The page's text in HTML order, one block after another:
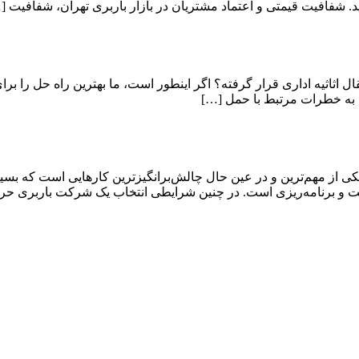
شفافیت قیمتی و اعتماد مشتریان در بازار باربری تهران،
اثاثیه اداری قرار گرفته؟ اگر اینطور است، ما بهترین راه حل را
به خطرات مرتبط با حمل […]
از مهم‌ترین و در عین حال چالش‌برانگیزترین کارهایی است که
و برنامه‌ریزی است. در چنین شرایطی انتخاب یک شرکت باربری